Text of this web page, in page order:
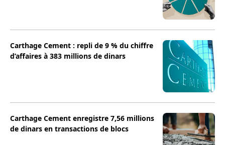
Carthage Cement : repli de 9 % du chiffre
d’affaires à 383 millions de dinars
Carthage Cement enregistre 7,56 millions
de dinars en transactions de blocs